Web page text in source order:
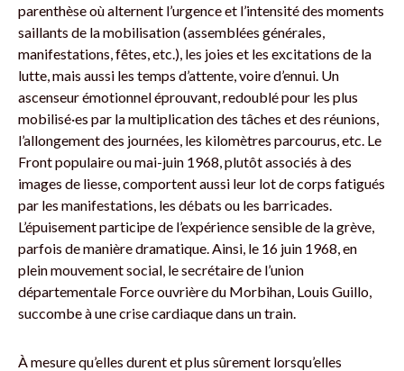
parenthèse où alternent l’urgence et l’intensité des moments
saillants de la mobilisation (assemblées générales,
manifestations, fêtes, etc.), les joies et les excitations de la
lutte, mais aussi les temps d’attente, voire d’ennui. Un
ascenseur émotionnel éprouvant, redoublé pour les plus
mobilisé·es par la multiplication des tâches et des réunions,
l’allongement des journées, les kilomètres parcourus, etc. Le
Front populaire ou mai-juin 1968, plutôt associés à des
images de liesse, comportent aussi leur lot de corps fatigués
par les manifestations, les débats ou les barricades.
L’épuisement participe de l’expérience sensible de la grève,
parfois de manière dramatique. Ainsi, le 16 juin 1968, en
plein mouvement social, le secrétaire de l’union
départementale Force ouvrière du Morbihan, Louis Guillo,
succombe à une crise cardiaque dans un train.
À mesure qu’elles durent et plus sûrement lorsqu’elles